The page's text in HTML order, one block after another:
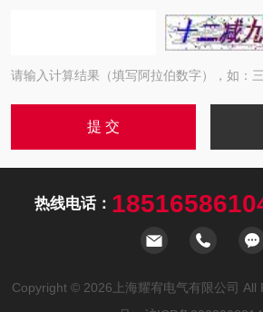
请输入计算结果（填写阿拉伯数字），如：
热线电话：
Copyright © 2026上海耀宥电气有限公司